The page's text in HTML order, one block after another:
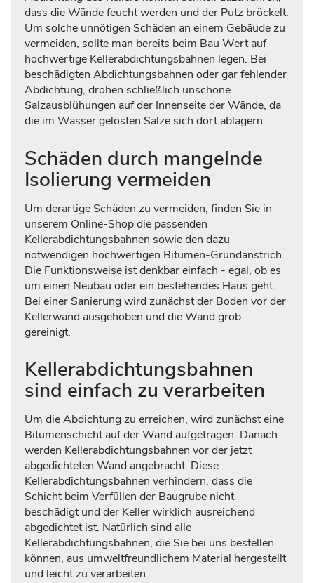
dass die Wände feucht werden und der Putz bröckelt.
Um solche unnötigen Schäden an einem Gebäude zu
vermeiden, sollte man bereits beim Bau Wert auf
hochwertige Kellerabdichtungsbahnen legen. Bei
beschädigten Abdichtungsbahnen oder gar fehlender
Abdichtung, drohen schließlich unschöne
Salzausblühungen auf der Innenseite der Wände, da
die im Wasser gelösten Salze sich dort ablagern.
Schäden durch mangelnde
Isolierung vermeiden
Um derartige Schäden zu vermeiden, finden Sie in
unserem Online-Shop die passenden
Kellerabdichtungsbahnen sowie den dazu
notwendigen hochwertigen Bitumen-Grundanstrich.
Die Funktionsweise ist denkbar einfach - egal, ob es
um einen Neubau oder ein bestehendes Haus geht.
Bei einer Sanierung wird zunächst der Boden vor der
Kellerwand ausgehoben und die Wand grob
gereinigt.
Kellerabdichtungsbahnen
sind einfach zu verarbeiten
Um die Abdichtung zu erreichen, wird zunächst eine
Bitumenschicht auf der Wand aufgetragen. Danach
werden Kellerabdichtungsbahnen vor der jetzt
abgedichteten Wand angebracht. Diese
Kellerabdichtungsbahnen verhindern, dass die
Schicht beim Verfüllen der Baugrube nicht
beschädigt und der Keller wirklich ausreichend
abgedichtet ist. Natürlich sind alle
Kellerabdichtungsbahnen, die Sie bei uns bestellen
können, aus umweltfreundlichem Material hergestellt
und leicht zu verarbeiten.